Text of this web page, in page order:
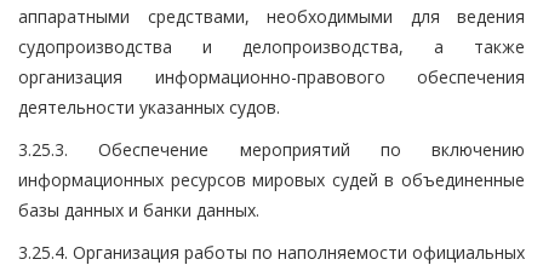
аппаратными средствами, необходимыми для ведения
судопроизводства и делопроизводства, а также
организация информационно-правового обеспечения
деятельности указанных судов.
3.25.3. Обеспечение мероприятий по включению
информационных ресурсов мировых судей в объединенные
базы данных и банки данных.
3.25.4. Организация работы по наполняемости официальных